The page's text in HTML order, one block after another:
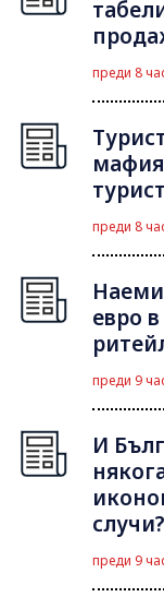
преди 8
преди 8
евро
преди 9
И
случи?
преди 9